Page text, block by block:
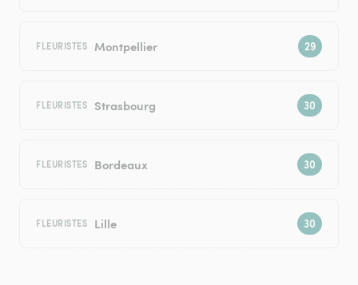
FLEURISTES Montpellier
FLEURISTES Strasbourg
FLEURISTES Bordeaux
FLEURISTES Lille